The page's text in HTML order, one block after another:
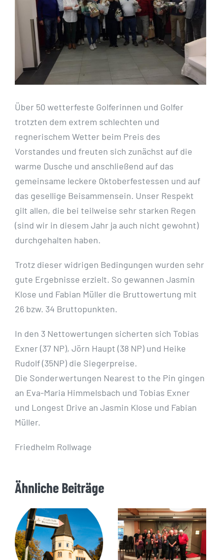
Über 50 wetterfeste Golferinnen und Golfer
trotzten dem extrem schlechten und
regnerischem Wetter beim Preis des
Vorstandes und freuten sich zunächst auf die
warme Dusche und anschließend auf das
gemeinsame leckere Oktoberfestessen und auf
das gesellige Beisammensein. Unser Respekt
gilt allen, die bei teilweise sehr starken Regen
(sind wir in diesem Jahr ja auch nicht gewohnt)
durchgehalten haben.
Trotz dieser widrigen Bedingungen wurden sehr
gute Ergebnisse erzielt. So gewannen Jasmin
Klose und Fabian Müller die Bruttowertung mit
26 bzw. 34 Bruttopunkten.
In den 3 Nettowertungen sicherten sich Tobias
Exner (37 NP), Jörn Haupt (38 NP) und Heike
Rudolf (35NP) die Siegerpreise.
Die Sonderwertungen Nearest to the Pin gingen
an Eva-Maria Himmelsbach und Tobias Exner
und Longest Drive an Jasmin Klose und Fabian
Müller.
Friedhelm Rollwage
Ähnliche Beiträge